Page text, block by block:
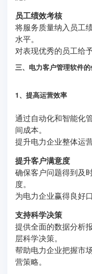
员工绩效考核
将服务质量纳入员工
水平。
对表现优秀的员工给
三、电力客户管理软件
1、提高运营效率
通过自动化和智能化
间成本。
提升电力企业整体运
提升客户满意度
确保客户问题得到及
度。
为电力企业赢得良好
支持科学决策
提供全面的数据分析
层科学决策。
帮助电力企业把握市
营策略。